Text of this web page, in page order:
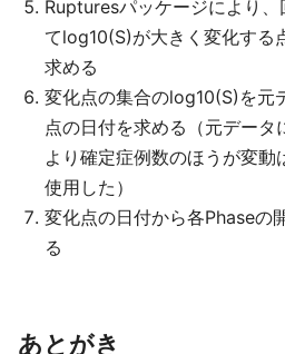
Rupturesパッケージにより
てlog10(S)が大きく変化する
求める
変化点の集合のlog10(S)を元
点の日付を求める（元データ
より確定症例数のほうが変
使用した）
変化点の日付から各Phaseの
る
あとがき